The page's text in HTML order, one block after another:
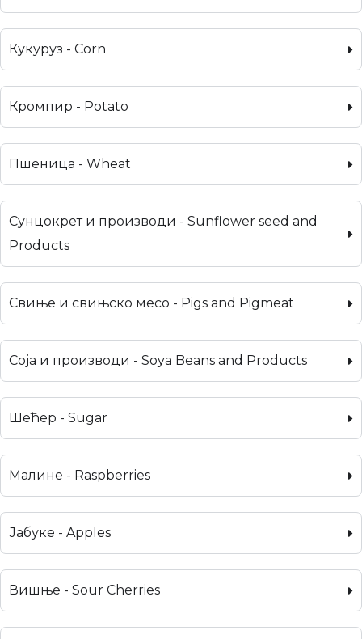
Кукуруз - Corn
Кромпир - Potato
Пшеница - Wheat
Сунцокрет и производи - Sunflower seed and
Products
Свиње и свињско месо - Pigs and Pigmeat
Соја и производи - Soya Beans and Products
Шећер - Sugar
Малине - Raspberries
Јабуке - Apples
Вишње - Sour Cherries